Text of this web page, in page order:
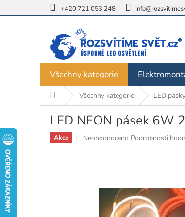
na
+420 721 053 248
Všechny kategorie
Domů Všechny kategorie LED
LED NEON pásek 6W
Akce
Průměrné
hvězdiček.
Neohodnoceno Podrobnosti